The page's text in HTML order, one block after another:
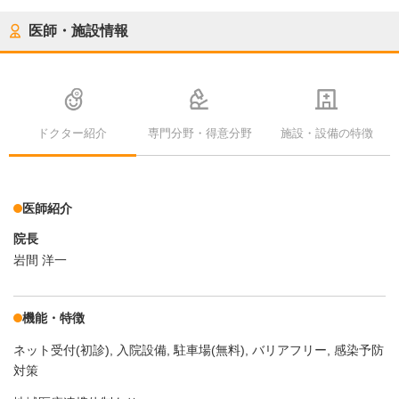
医師・施設情報
ドクター紹介 専門分野・得意分野 施設・設備の特徴
医師紹介
院長
岩間 洋一
機能・特徴
ネット受付(初診) 入院設備 駐車場(無料) バリアフリー 感染予防
対策